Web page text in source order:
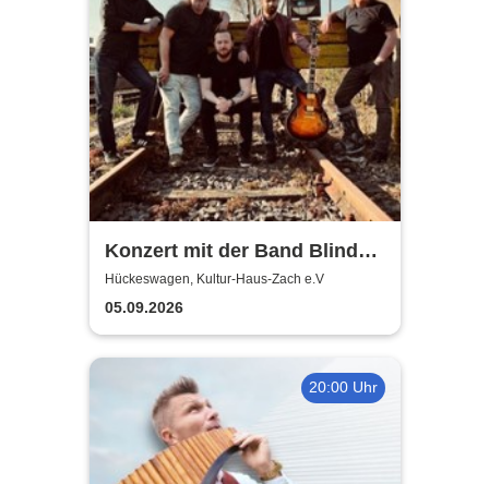
Konzert mit der Band Blind
Feat - Mix aus Blues, Rock,
Balladen, jazzige Akkorde
Hückeswagen, Kultur-Haus-Zach e.V
05.09.2026
20:00 Uhr